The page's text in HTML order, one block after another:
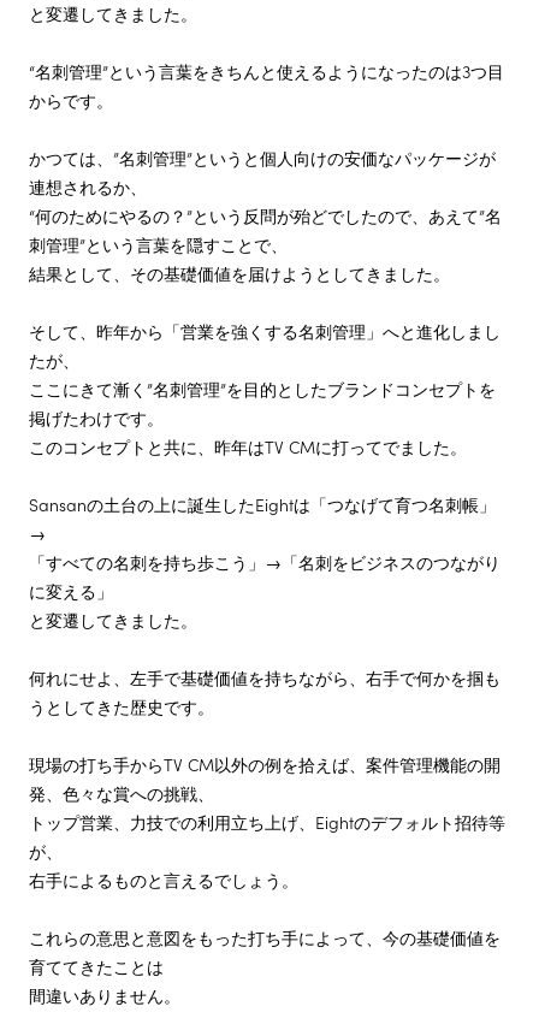
と変遷してきました。
“名刺管理”という言葉をきちんと使えるようになったのは3つ目
からです。
かつては、”名刺管理”というと個人向けの安価なパッケージが
連想されるか、
“何のためにやるの？”という反問が殆どでしたので、あえて”名
刺管理”という言葉を隠すことで、
結果として、その基礎価値を届けようとしてきました。
そして、昨年から「営業を強くする名刺管理」へと進化しまし
たが、
ここにきて漸く”名刺管理”を目的としたブランドコンセプトを
掲げたわけです。
このコンセプトと共に、昨年はTV CMに打ってでました。
Sansanの土台の上に誕生したEightは「つなげて育つ名刺帳」
→
「すべての名刺を持ち歩こう」→「名刺をビジネスのつながり
に変える」
と変遷してきました。
何れにせよ、左手で基礎価値を持ちながら、右手で何かを掴も
うとしてきた歴史です。
現場の打ち手からTV CM以外の例を拾えば、案件管理機能の開
発、色々な賞への挑戦、
トップ営業、力技での利用立ち上げ、Eightのデフォルト招待等
が、
右手によるものと言えるでしょう。
これらの意思と意図をもった打ち手によって、今の基礎価値を
育ててきたことは
間違いありません。